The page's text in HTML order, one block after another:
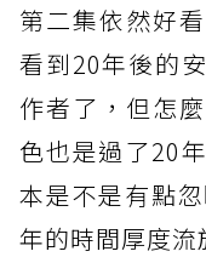
第二集依然好
看到20年後的
作者了，但怎
色也是過了20
本是不是有點
年的時間厚度流